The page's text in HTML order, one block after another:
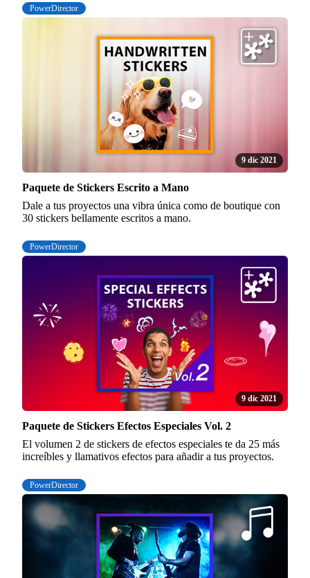
PowerDirector
9 dic 2021
Paquete de Stickers Escrito a Mano
Dale a tus proyectos una vibra única como de boutique con
30 stickers bellamente escritos a mano.
PowerDirector
9 dic 2021
Paquete de Stickers Efectos Especiales Vol. 2
El volumen 2 de stickers de efectos especiales te da 25 más
increíbles y llamativos efectos para añadir a tus proyectos.
PowerDirector